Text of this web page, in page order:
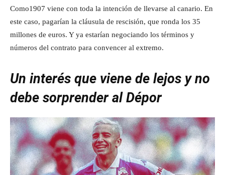
Como1907 viene con toda la intención de llevarse al canario. En
este caso, pagarían la cláusula de rescisión, que ronda los 35
millones de euros. Y ya estarían negociando los términos y
números del contrato para convencer al extremo.
Un interés que viene de lejos y no
debe sorprender al Dépor